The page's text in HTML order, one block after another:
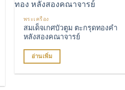
เพิ่มรายการโปร
พระเครื่อง
สมเด็จเกศบัวตูม ตะกรุดทองคํา
หลังสองคณาจารย์
อ่านเพิ่ม